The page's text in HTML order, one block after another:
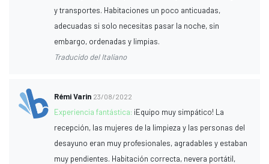
y transportes. Habitaciones un poco anticuadas,
adecuadas si solo necesitas pasar la noche, sin
embargo, ordenadas y limpias.
Traducido del Italiano
Rémi Varin 23/08/2022
Experiencia fantástica: ¡Equipo muy simpático! La
recepción, las mujeres de la limpieza y las personas del
desayuno eran muy profesionales, agradables y estaban
muy pendientes. Habitación correcta, nevera portátil,